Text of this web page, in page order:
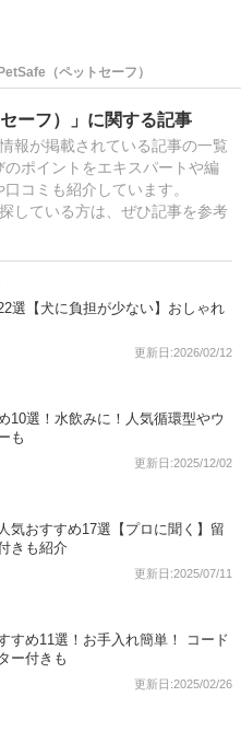
PetSafe（ペットセーフ）
ーフ）」に関する記事
報が掲載されている記事の一覧
ポイントをエキスパートや編
コミも紹介しています。
している方は、ぜひ記事を参考
選【犬に負担が少ない】おしゃれ
更新日:2026/02/12
10選！水飲みに！人気循環型やウ
も
更新日:2025/12/02
気おすすめ17選【プロに聞く】留
きも紹介
更新日:2025/07/11
すめ11選！お手入れ簡単！ コード
ー付きも
更新日:2025/02/26